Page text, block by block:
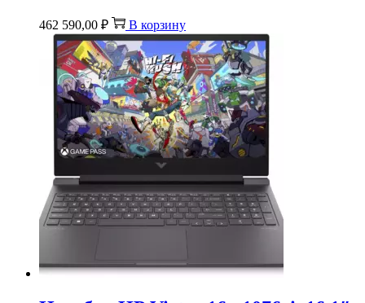
462 590,00 ₽ В корзину